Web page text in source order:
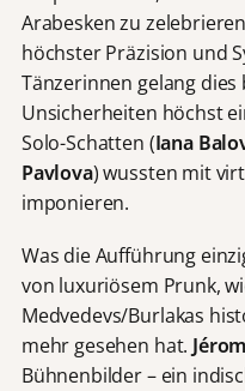
Arabesken zu
höchster Präzision und
Tänzerinnen gelang
Unsicherheiten höchst
Solo-Schatten (Iana
Pavlova) wussten mit
imponieren.
Was die Aufführung
von luxuriösem Prunk,
Medvedevs/Burlakas
mehr gesehen hat.
Bühnenbilder – ein